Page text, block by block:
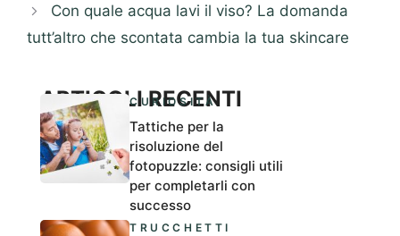
Con quale acqua lavi il viso? La domanda
tutt’altro che scontata cambia la tua skincare
ARTICOLI RECENTI
CURIOSITÀ
Tattiche per la
risoluzione del
fotopuzzle: consigli utili
per completarli con
successo
TRUCCHETTI